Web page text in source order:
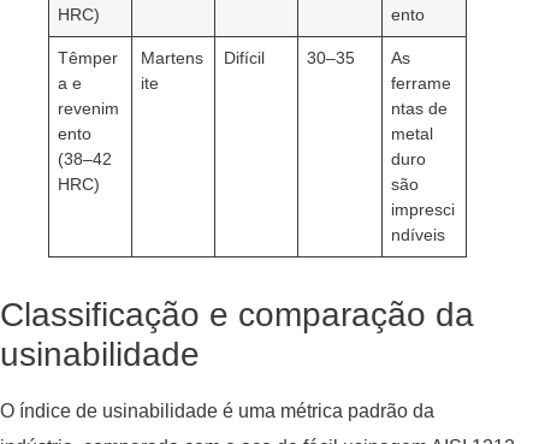
HRC)
ento
Têmper
a e
revenim
ento
(38–42
HRC)
Martens
ite
Difícil 30–35
As
ferrame
ntas de
metal
duro
são
impresci
ndíveis
Classificação e comparação da
usinabilidade
O índice de usinabilidade é uma métrica padrão da